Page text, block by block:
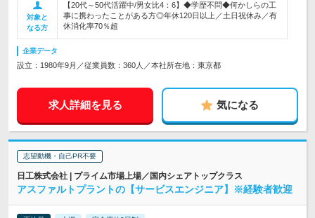
対象と
なる方
【20代～50代活躍中/男女比4：6】◆学歴不問◆何かしらの工
事に携わったことがある方◎年休120日以上／土日祝休み／有
休消化率70％超
企業データ
設立：1980年9月／従業員数：360人／本社所在地：東京都
求人詳細を見る 気になる
志望動機・自己PR不要
日工株式会社 | プライム市場上場／国内シェアトップクラス
アスファルトプラントの【サービスエンジニア】※経験者歓迎